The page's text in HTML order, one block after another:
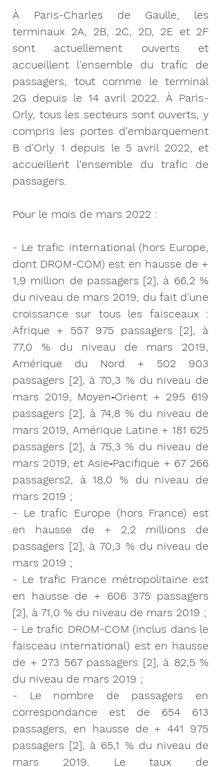
À Paris-Charles de Gaulle, les
terminaux 2A, 2B, 2C, 2D, 2E et 2F
sont actuellement ouverts et
accueillent l'ensemble du trafic de
passagers, tout comme le terminal
2G depuis le 14 avril 2022. À Paris-
Orly, tous les secteurs sont ouverts, y
compris les portes d'embarquement
B d'Orly 1 depuis le 5 avril 2022, et
accueillent l'ensemble du trafic de
passagers.
Pour le mois de mars 2022 :
- Le trafic international (hors Europe,
dont DROM-COM) est en hausse de +
1,9 million de passagers [2], à 66,2 %
du niveau de mars 2019, du fait d'une
croissance sur tous les faisceaux :
Afrique + 557 975 passagers [2], à
77,0 % du niveau de mars 2019,
Amérique du Nord + 502 903
passagers [2], à 70,3 % du niveau de
mars 2019, Moyen‑Orient + 295 619
passagers [2], à 74,8 % du niveau de
mars 2019, Amérique Latine + 181 625
passagers [2], à 75,3 % du niveau de
mars 2019, et Asie‑Pacifique + 67 266
passagers2, à 18,0 % du niveau de
mars 2019 ;
- Le trafic Europe (hors France) est
en hausse de + 2,2 millions de
passagers [2], à 70,3 % du niveau de
mars 2019 ;
- Le trafic France métropolitaine est
en hausse de + 606 375 passagers
[2], à 71,0 % du niveau de mars 2019 ;
- Le trafic DROM-COM (inclus dans le
faisceau international) est en hausse
de + 273 567 passagers [2], à 82,5 %
du niveau de mars 2019 ;
- Le nombre de passagers en
correspondance est de 654 613
passagers, en hausse de + 441 975
passagers [2], à 65,1 % du niveau de
mars 2019. Le taux de